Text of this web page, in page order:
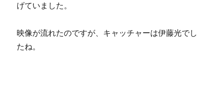
げていました。
映像が流れたのですが、キャッチャーは伊藤光でし
たね。